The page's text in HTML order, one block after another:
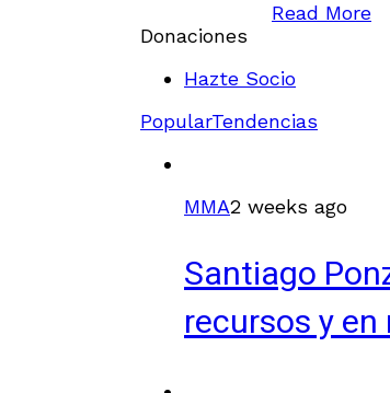
Read More
Donaciones
Hazte Socio
PopularTendencias
MMA2 weeks ago
Santiago
recursos y